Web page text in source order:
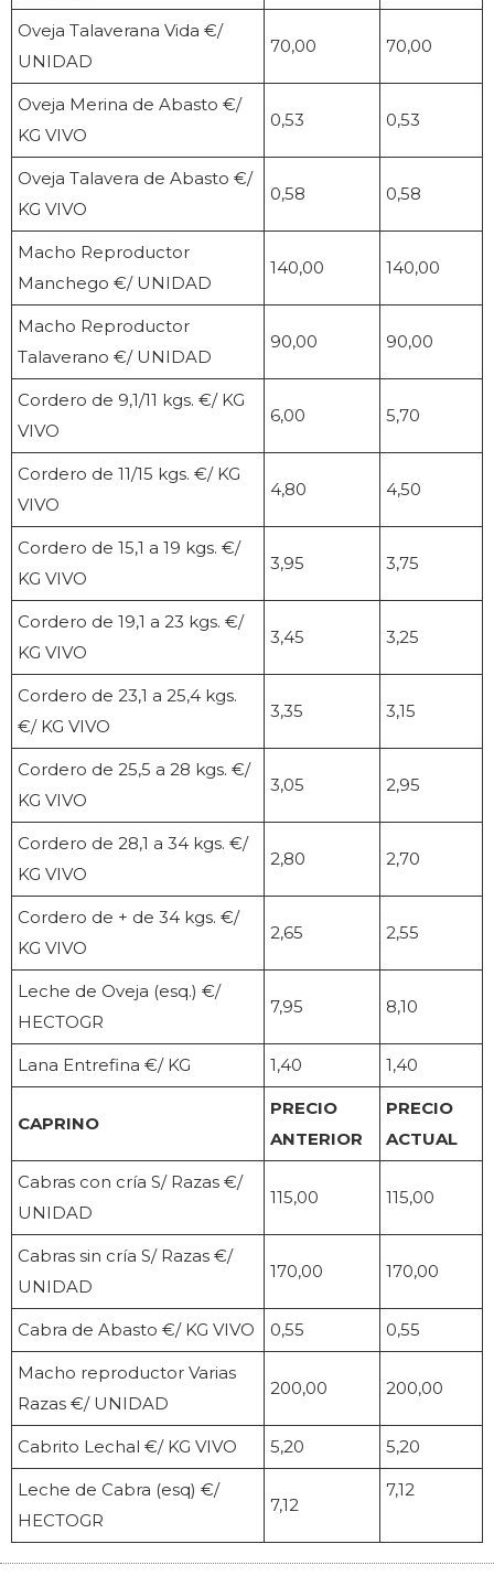
Oveja Talaverana Vida €/
UNIDAD
70,00 70,00
Oveja Merina de Abasto €/
KG VIVO
0,53 0,53
Oveja Talavera de Abasto €/
KG VIVO
0,58 0,58
Macho Reproductor
Manchego €/ UNIDAD
140,00 140,00
Macho Reproductor
Talaverano €/ UNIDAD
90,00 90,00
Cordero de 9,1/11 kgs. €/ KG
VIVO
6,00 5,70
Cordero de 11/15 kgs. €/ KG
VIVO
4,80 4,50
Cordero de 15,1 a 19 kgs. €/
KG VIVO
3,95 3,75
Cordero de 19,1 a 23 kgs. €/
KG VIVO
3,45 3,25
Cordero de 23,1 a 25,4 kgs.
€/ KG VIVO
3,35 3,15
Cordero de 25,5 a 28 kgs. €/
KG VIVO
3,05 2,95
Cordero de 28,1 a 34 kgs. €/
KG VIVO
2,80 2,70
Cordero de + de 34 kgs. €/
KG VIVO
2,65 2,55
Leche de Oveja (esq.) €/
HECTOGR
7,95 8,10
Lana Entrefina €/ KG 1,40 1,40
CAPRINO
PRECIO
ANTERIOR
PRECIO
ACTUAL
Cabras con cría S/ Razas €/
UNIDAD
115,00 115,00
Cabras sin cría S/ Razas €/
UNIDAD
170,00 170,00
Cabra de Abasto €/ KG VIVO 0,55 0,55
Macho reproductor Varias
Razas €/ UNIDAD
200,00 200,00
Cabrito Lechal €/ KG VIVO 5,20 5,20
Leche de Cabra (esq) €/
HECTOGR
7,12
7,12